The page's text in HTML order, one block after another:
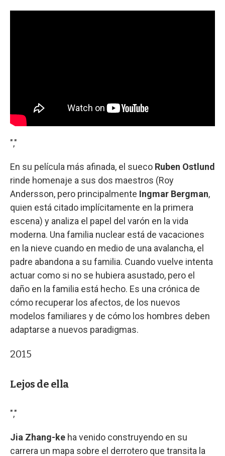
","
En su película más afinada, el sueco Ruben Ostlund
rinde homenaje a sus dos maestros (Roy
Andersson, pero principalmente Ingmar Bergman,
quien está citado implícitamente en la primera
escena) y analiza el papel del varón en la vida
moderna. Una familia nuclear está de vacaciones
en la nieve cuando en medio de una avalancha, el
padre abandona a su familia. Cuando vuelve intenta
actuar como si no se hubiera asustado, pero el
daño en la familia está hecho. Es una crónica de
cómo recuperar los afectos, de los nuevos
modelos familiares y de cómo los hombres deben
adaptarse a nuevos paradigmas.
2015
Lejos de ella
","
Jia Zhang-ke ha venido construyendo en su
carrera un mapa sobre el derrotero que transita la